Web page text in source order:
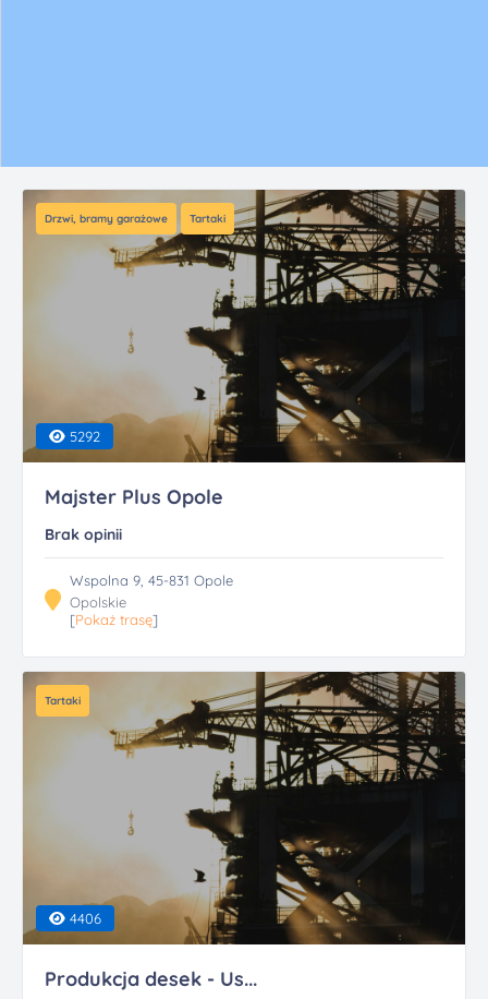
Drzwi, bramy garażowe Tartaki
5292
Majster Plus Opole
Brak opinii
Wspolna 9, 45-831 Opole
Opolskie
[Pokaż trasę]
Tartaki
4406
Produkcja desek - Us...